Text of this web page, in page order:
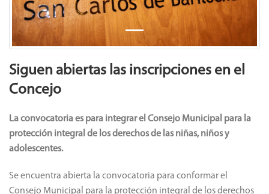
Siguen abiertas las inscripciones en el
Concejo
La convocatoria es para integrar el Consejo Municipal para la
protección integral de los derechos de las niñas, niños y
adolescentes.
Se encuentra abierta la convocatoria para conformar el
Consejo Municipal para la protección integral de los derechos